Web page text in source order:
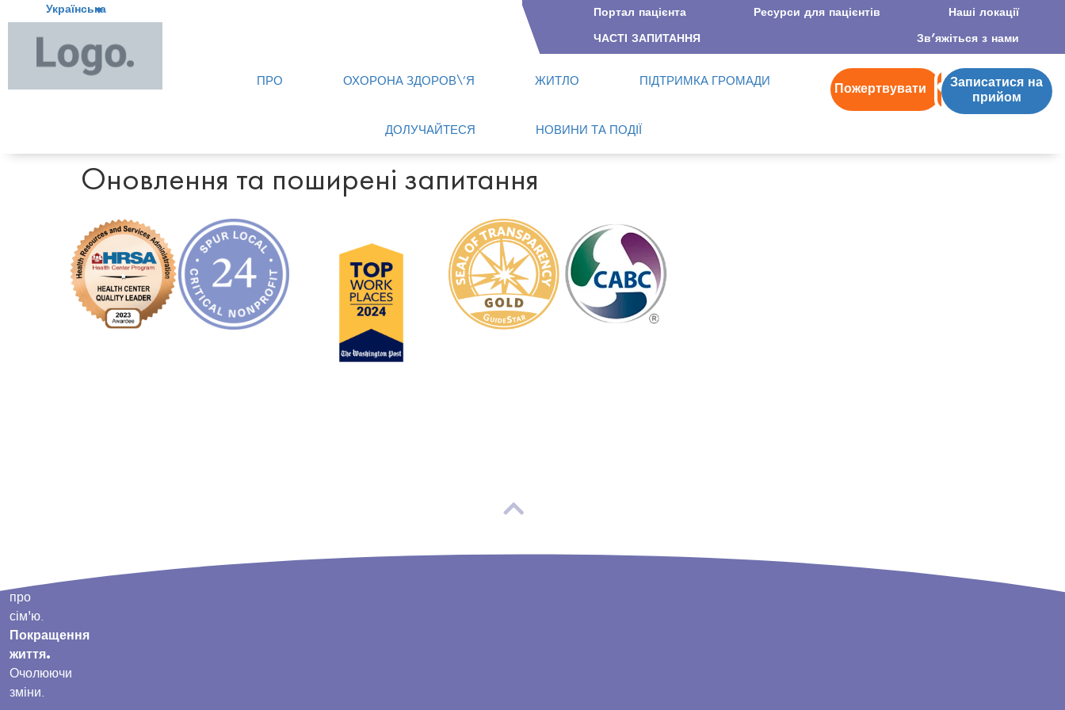
Українська Портал пацієнта Ресурси для пацієнтів Наші локації
ЧАСТІ ЗАПИТАННЯ Зв’яжіться з нами
ПРО ОХОРОНА ЗДОРОВ\’Я ЖИТЛО ПІДТРИМКА ГРОМАДИ
ДОЛУЧАЙТЕСЯ НОВИНИ ТА ПОДІЇ
Пожертвувати
Записатися на
прийом
Оновлення та поширені запитання
про
сім'ю.
Покращення
життя.
Очолюючи
зміни.